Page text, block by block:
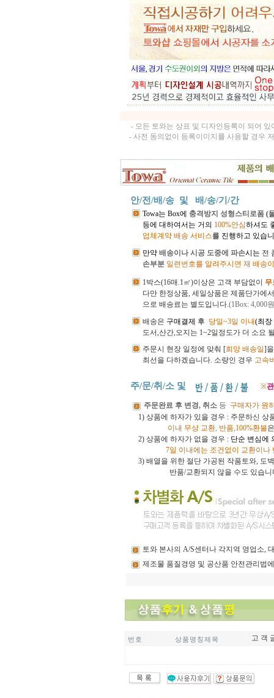
- 모든 토와는 상표 및 디자인등록이 되어
- 사전 동의없이 등록이미지를 사용할 경우
안/전/배/송 및 배/송/기/간
Towa는 Box에 충격방지 성형스티로폼 (
등에 대하여서는 거의 100%안심하셔도
업체계약 배송 서비스를 진행하고 있습
만약 배송이나 시공 도중에 파손시는 전
손부분 일련번호를 알려주시면 재 배송
1박스(16매.1㎡)이상은 고객 부담없이 무
다만 한정상품, 세일상품은 제품단가에
으로 배송료는 별도입니다.(1Box: 4,000
배송은 구매결제 후 당일~3일 이내(최장
도서,산간,오지는 1~2일정도가 더 소요
주문시 현장 일정에 맞춰 [희망 배송일]
최선을 다하겠습니다. 소량인 경우 고속
주/문/취/소 및 ※
주문완료 후 변경, 취소 등 구매자가 원
1) 상품에 하자가 있을 경우 : 주문하신 상
이내 무상 교환, 반품,100%환불
2) 상품에 하자가 없을 경우 : 단순 변심에
7일 이내에는 조건없이 교환이나
3) 배열을 위한 절단 가공된 작품토와, 도
반품/교환되지 않을 수도 있습니
토와 본사의 A/S센터나 각지역 영업소,
제조물 품질경영 및 공산품 안전관리법
번 호 상 품 명 칭 제 목 고 객